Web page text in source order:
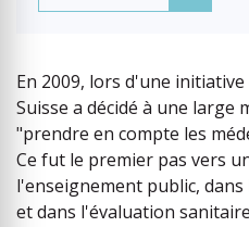
En 2009, lors d'une
Suisse a décidé à une large
"prendre en compte les
Ce fut le premier pas vers
l'enseignement public,
et dans l'évaluation